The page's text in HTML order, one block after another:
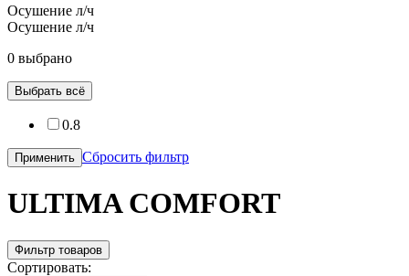
Осушение л/ч
Осушение л/ч
0 выбрано
Выбрать всё
0.8
Применить Сбросить фильтр
ULTIMA COMFORT
Фильтр товаров
Сортировать: